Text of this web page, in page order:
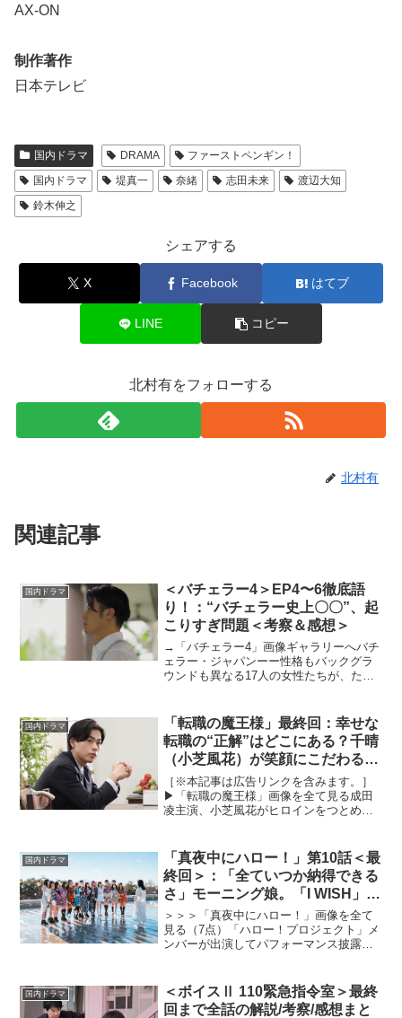
AX-ON
制作著作
日本テレビ
国内ドラマ DRAMA
ファーストペンギン！
国内ドラマ
堤真一 奈緒 志田未来
渡辺大知
鈴木伸之
シェアする
X Facebook はてブ
LINE コピー
北村有をフォローする
北村有
関連記事
国内ドラマ
＜バチェラー4＞EP4〜6徹底語
り！：“バチェラー史上〇〇”、起
こりすぎ問題＜考察＆感想＞
→「バチェラー4」画像ギャラリーへバチ
ェラー・ジャパンーー性格もバックグラ
ウンドも異なる17人の女性たちが、たっ
ル番組。4代目バチェラーは、バチェロレ
ッテで画家・杉田...
国内ドラマ
「転職の魔王様」最終回：幸せな
転職の“正解”はどこにある？千晴
（小芝風花）が笑顔にこだわる理
由
［※本記事は広告リンクを含みます。］
▶︎「転職の魔王様」画像を全て見る成田
凌主演、小芝風花がヒロインをつとめ
エージェント・来栖嵐を、小芝風花が3年
で広告代理...
国内ドラマ
「真夜中にハロー！」第10話＜最
終回＞：「全ていつか納得できる
さ」モーニング娘。「I WISH」で
最高のラスト
＞＞＞「真夜中にハロー！」画像を全て
見る（7点）「ハロー！プロジェクト」メ
ンバーが出演してパフォーマンス披露、
記事では、第10話でモーニング娘。'22の
メンバーによって...
国内ドラマ
＜ボイスⅡ 110緊急指令室＞最終
回まで全話の解説/考察/感想まと